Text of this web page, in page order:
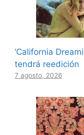
‘California
tendrá reedición
7 agosto, 2026